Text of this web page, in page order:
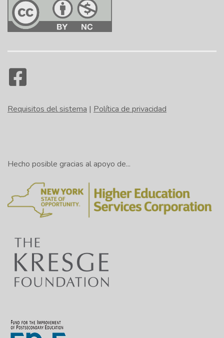
Requisitos del sistema | Política de privacidad
Hecho posible gracias al apoyo de...